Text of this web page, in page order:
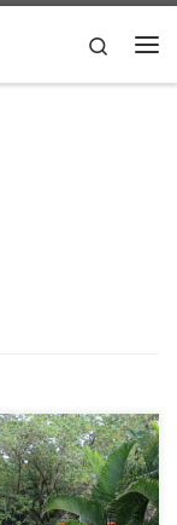
Search